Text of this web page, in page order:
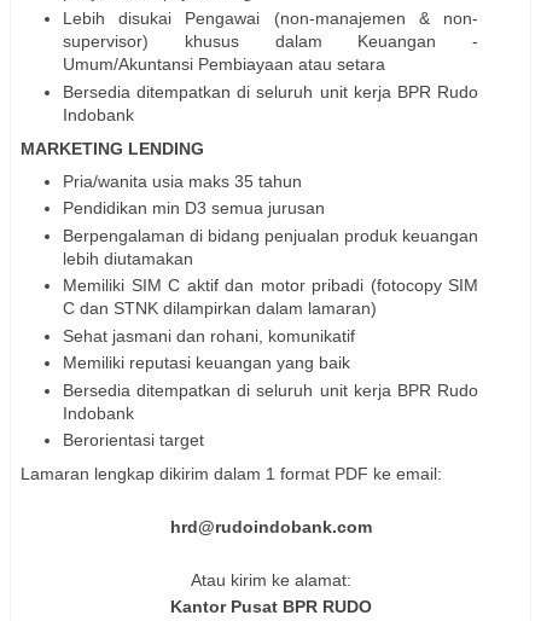
Lebih disukai Pengawai (non-manajemen & non-
supervisor) khusus dalam Keuangan -
Umum/Akuntansi Pembiayaan atau setara
Bersedia ditempatkan di seluruh unit kerja BPR Rudo
Indobank
MARKETING LENDING
Pria/wanita usia maks 35 tahun
Pendidikan min D3 semua jurusan
Berpengalaman di bidang penjualan produk keuangan
lebih diutamakan
Memiliki SIM C aktif dan motor pribadi (fotocopy SIM
C dan STNK dilampirkan dalam lamaran)
Sehat jasmani dan rohani, komunikatif
Memiliki reputasi keuangan yang baik
Bersedia ditempatkan di seluruh unit kerja BPR Rudo
Indobank
Berorientasi target
Lamaran lengkap dikirim dalam 1 format PDF ke email:
hrd@rudoindobank.com
Atau kirim ke alamat:
Kantor Pusat BPR RUDO